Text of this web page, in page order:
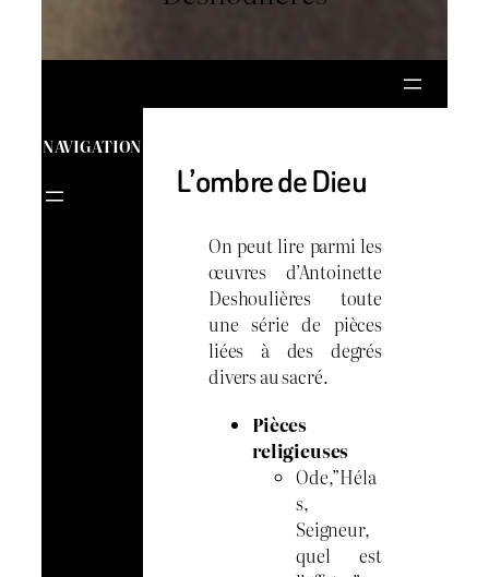
NAVIGATION
L’ombre de Dieu
On peut lire parmi les
œuvres d’Antoinette
Deshoulières toute
une série de pièces
liées à des degrés
divers au sacré.
Pièces
religieuses
Ode,”Héla
s,
Seigneur,
quel est